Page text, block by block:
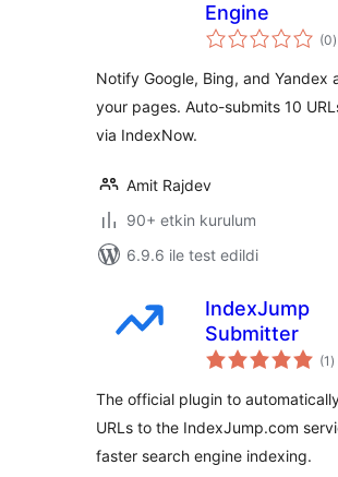
Engine
(0)
Notify Google, Bing, and Yandex
your pages. Auto-submits 10
via IndexNow.
Amit Rajdev
90+ etkin kurulum
6.9.6 ile test edildi
IndexJump
Submitter
(1 )
The official plugin to
URLs to the IndexJump.com
faster search engine indexing.